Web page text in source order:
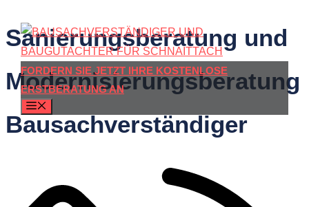
Zum
Inhalt
springen
FORDERN SIE JETZT IHRE KOSTENLOSE
ERSTBERATUNG AN
Sanierungsberatung und
Modernisierungsberatung
Bausachverständiger